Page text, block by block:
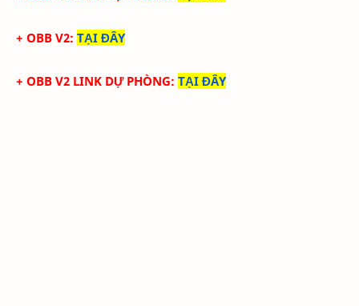
+ OBB V2: TẠI ĐÂY
+ OBB V2 LINK DỰ PHÒNG: TẠI ĐÂY